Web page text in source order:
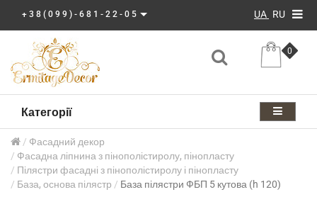
+38(099)-681-22-05 UA RU
0
Категорії
Фасадний декор
Фасадна ліпнина з пінополістиролу, пінопласту
Пілястри фасадні з пінополістиролу і пінопласту
База, основа пілястр
База пілястри ФБП 5 кутова (h 120)